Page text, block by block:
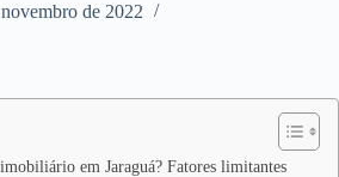
de 2022
em Jaraguá? Fatores limitantes